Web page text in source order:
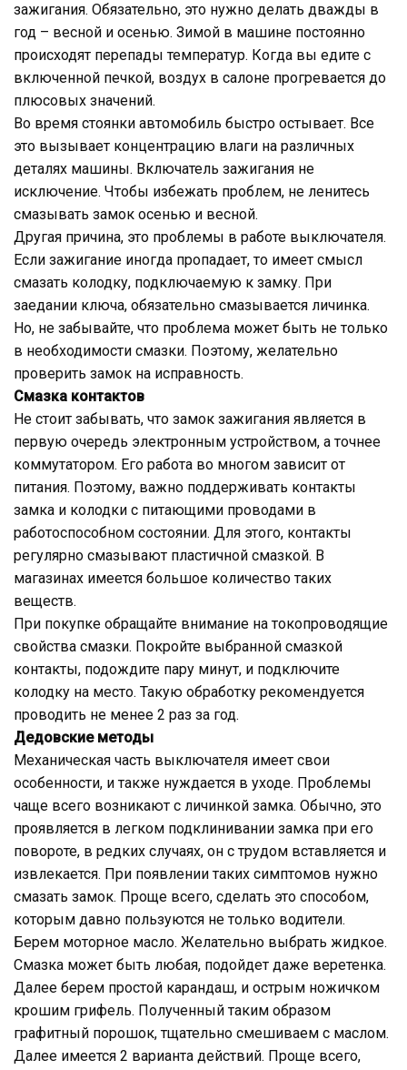
зажигания. Обязательно, это нужно делать дважды в
год – весной и осенью. Зимой в машине постоянно
происходят перепады температур. Когда вы едите с
включенной печкой, воздух в салоне прогревается до
плюсовых значений.
Во время стоянки автомобиль быстро остывает. Все
это вызывает концентрацию влаги на различных
деталях машины. Включатель зажигания не
исключение. Чтобы избежать проблем, не ленитесь
смазывать замок осенью и весной.
Другая причина, это проблемы в работе выключателя.
Если зажигание иногда пропадает, то имеет смысл
смазать колодку, подключаемую к замку. При
заедании ключа, обязательно смазывается личинка.
Но, не забывайте, что проблема может быть не только
в необходимости смазки. Поэтому, желательно
проверить замок на исправность.
Смазка контактов
Не стоит забывать, что замок зажигания является в
первую очередь электронным устройством, а точнее
коммутатором. Его работа во многом зависит от
питания. Поэтому, важно поддерживать контакты
замка и колодки с питающими проводами в
работоспособном состоянии. Для этого, контакты
регулярно смазывают пластичной смазкой. В
магазинах имеется большое количество таких
веществ.
При покупке обращайте внимание на токопроводящие
свойства смазки. Покройте выбранной смазкой
контакты, подождите пару минут, и подключите
колодку на место. Такую обработку рекомендуется
проводить не менее 2 раз за год.
Дедовские методы
Механическая часть выключателя имеет свои
особенности, и также нуждается в уходе. Проблемы
чаще всего возникают с личинкой замка. Обычно, это
проявляется в легком подклинивании замка при его
повороте, в редких случаях, он с трудом вставляется и
извлекается. При появлении таких симптомов нужно
смазать замок. Проще всего, сделать это способом,
которым давно пользуются не только водители.
Берем моторное масло. Желательно выбрать жидкое.
Смазка может быть любая, подойдет даже веретенка.
Далее берем простой карандаш, и острым ножичком
крошим грифель. Полученный таким образом
графитный порошок, тщательно смешиваем с маслом.
Далее имеется 2 варианта действий. Проще всего,